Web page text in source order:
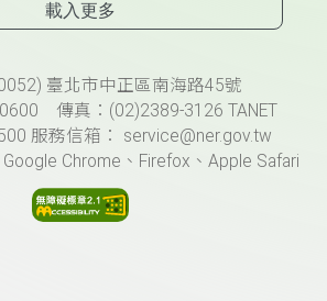
載入更多
臺北市中正區南海路45號
傳真：(02)2389-3126 TANET
服務信箱： service@ner.gov.tw
Chrome、Firefox、Apple Safari